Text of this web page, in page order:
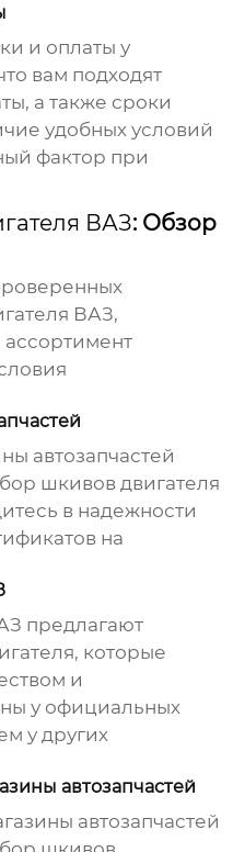
и оплаты у
вам подходят
а также сроки
удобных условий
фактор при
ВАЗ: Обзор
ВАЗ,
автозапчастей
шкивов двигателя
в надежности
на
предлагают
, которые
и
у официальных
у других
автозапчастей
автозапчастей